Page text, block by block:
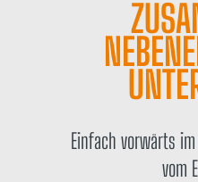
Einfach vorwärts
vom